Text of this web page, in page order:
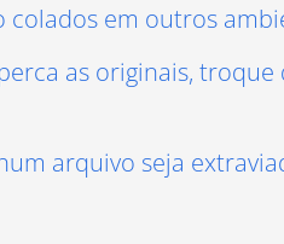
colados em outros
as originais,
arquivo seja